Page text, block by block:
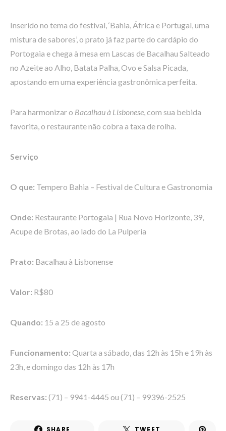
Inserido no tema do festival, ‘Bahia, África e Portugal, uma
mistura de sabores’, o prato já faz parte do cardápio do
Portogaia e chega à mesa em Lascas de Bacalhau Salteado
no Azeite ao Alho, Batata Palha, Ovo e Salsa Picada,
apostando em uma experiência gastronômica perfeita.
Para harmonizar o Bacalhau à Lisbonese, com sua bebida
favorita, o restaurante não cobra a taxa de rolha.
Serviço
O que: Tempero Bahia – Festival de Cultura e Gastronomia
Onde: Restaurante Portogaia | Rua Novo Horizonte, 39,
Acupe de Brotas, ao lado do La Pulperia
Prato: Bacalhau à Lisbonense
Valor: R$80
Quando: 15 a 25 de agosto
Funcionamento: Quarta a sábado, das 12h às 15h e 19h às
23h, e domingo das 12h às 17h
Reservas: (71) – 9941-4445 ou (71) – 99396-2525
SHARE TWEET